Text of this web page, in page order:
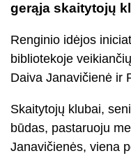
gerąja skaitytojų
Renginio idėjos
bibliotekoje
Daiva Janavičienė ir
Skaitytojų klubai,
būdas, pastaruoju
Janavičienės, viena